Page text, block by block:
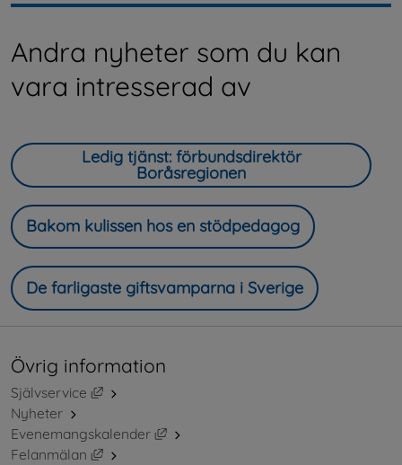
Andra nyheter som du kan
vara intresserad av
Ledig tjänst: förbundsdirektör
Boråsregionen
Bakom kulissen hos en stödpedagog
De farligaste giftsvamparna i Sverige
Övrig information
Självservice
Länk till annan webbplats, öppnas i nytt fönster.
Nyheter
Evenemangskalender
Länk till annan webbplats, öppnas i
Felanmälan
Länk till annan webbplats, öppnas i nytt fönster.